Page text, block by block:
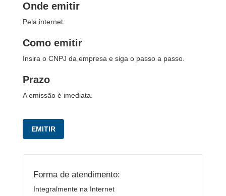
Onde emitir
Pela internet.
Como emitir
Insira o CNPJ da empresa e siga o passo a passo.
Prazo
A emissão é imediata.
EMITIR
Forma de atendimento:
Integralmente na Internet